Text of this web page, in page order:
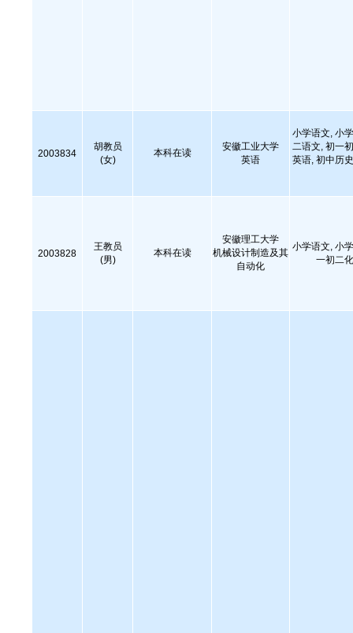
2003834
胡教员
(女)
本科在读
安徽工业大学
英语
小学语文, 小
二语文, 初一
英语, 初中历
2003828
王教员
(男)
本科在读
安徽理工大学
机械设计制造及其
自动化
小学语文, 小
一初二